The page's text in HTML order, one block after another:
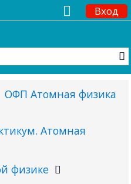
Вход
ОФП Атомная физика
Атомная
физике